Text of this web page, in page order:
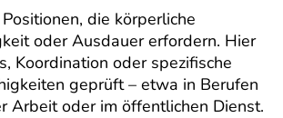
die körperliche
oder Ausdauer erfordern. Hier
Koordination oder spezifische
geprüft – etwa in Berufen
Arbeit oder im öffentlichen Dienst.